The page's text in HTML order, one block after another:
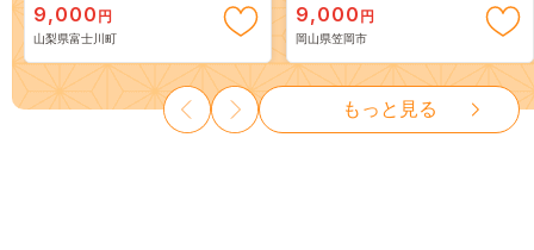
３房） フルーツ 山梨県産 果
物 くだもの シャイン マスカ
ット ぶどう ブドウ 葡萄 大粒
種なし 先行予約 富士川町
10000円 一万円 9000円 九千円
9,000 円
山梨県富士川町
岡山 はくとう スイーツ フル
ーツ 果物 デザート 旬 モモ も
も 先行予約 送料無料 果物 岡
山県 笠岡市 清水白桃 白鳳 白
麗 クール便---
kasaoka_zsy_419_100---
9,000 円
岡山県笠岡市
もっと見る